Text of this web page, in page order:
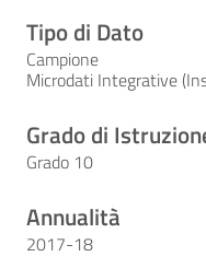
Tipo di Dato
Campione
Microdati Integrative
Grado di
Grado 10
Annualità
2017-18